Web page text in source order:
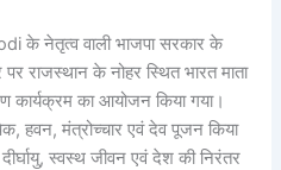
के नेतृत्व वाली भाजपा सरकार के
राजस्थान के नोहर स्थित भारत माता
कार्यक्रम का आयोजन किया गया।
हवन, मंत्रोच्चार एवं देव पूजन किया
स्वस्थ जीवन एवं देश की निरंतर